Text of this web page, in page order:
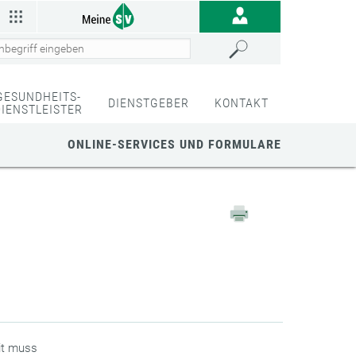
DIENSTGEBER KONTAKT
ONLINE-SERVICES UND FORMULARE
muss